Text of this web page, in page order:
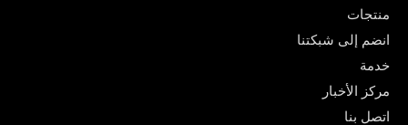
منتجات
انضم إلى شبكتنا
خدمة
مركز الأخبار
اتصل بنا